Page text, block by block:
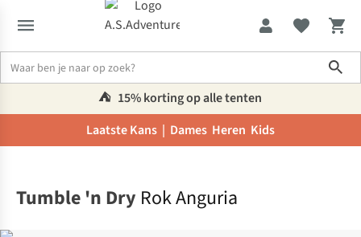
⛺️ 15% korting op alle tenten
Laatste Kans | Dames Heren Kids
Tumble 'n Dry Rok Anguria